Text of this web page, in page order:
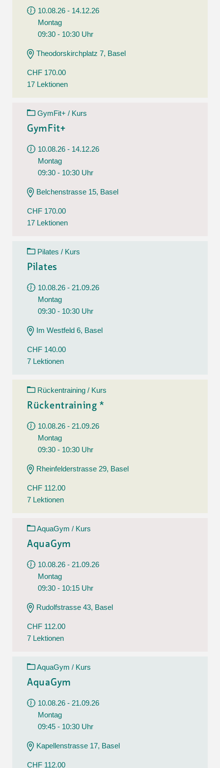
10.08.26 - 14.12.26
Montag
09:30 - 10:30 Uhr
Theodorskirchplatz 7, Basel
CHF 170.00
17 Lektionen
GymFit+ / Kurs
GymFit+
10.08.26 - 14.12.26
Montag
09:30 - 10:30 Uhr
Belchenstrasse 15, Basel
CHF 170.00
17 Lektionen
Pilates / Kurs
Pilates
10.08.26 - 21.09.26
Montag
09:30 - 10:30 Uhr
Im Westfeld 6, Basel
CHF 140.00
7 Lektionen
Rückentraining / Kurs
Rückentraining *
10.08.26 - 21.09.26
Montag
09:30 - 10:30 Uhr
Rheinfelderstrasse 29, Basel
CHF 112.00
7 Lektionen
AquaGym / Kurs
AquaGym
10.08.26 - 21.09.26
Montag
09:30 - 10:15 Uhr
Rudolfstrasse 43, Basel
CHF 112.00
7 Lektionen
AquaGym / Kurs
AquaGym
10.08.26 - 21.09.26
Montag
09:45 - 10:30 Uhr
Kapellenstrasse 17, Basel
CHF 112.00